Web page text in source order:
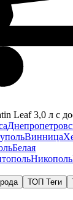
Leaf 3,0 л с
Винница
Белая
Никополь
ТОП Теги